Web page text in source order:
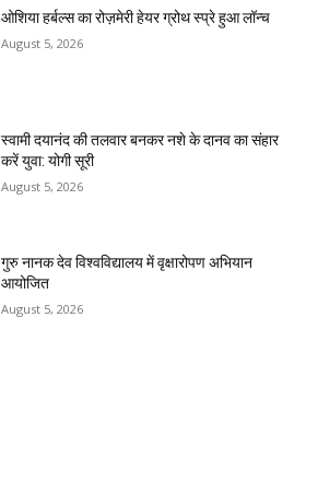
ओशिया हर्बल्स का रोज़मेरी हेयर ग्रोथ स्प्रे हुआ लॉन्च
August 5, 2026
स्वामी दयानंद की तलवार बनकर नशे के दानव का संहार
करें युवा: योगी सूरी
August 5, 2026
गुरु नानक देव विश्वविद्यालय में वृक्षारोपण अभियान
आयोजित
August 5, 2026